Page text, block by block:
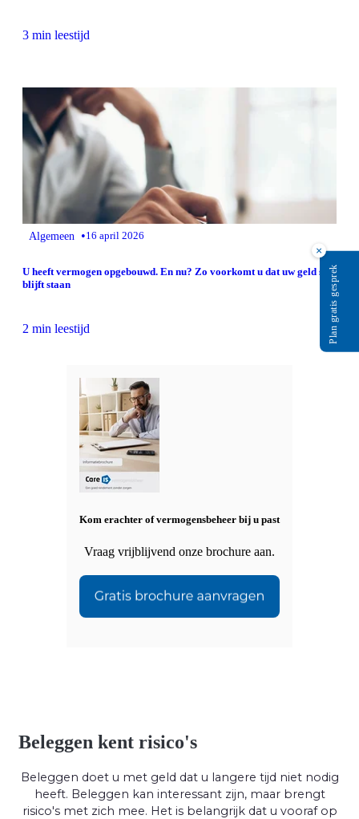
3 min leestijd
Algemeen •16 april 2026
U heeft vermogen opgebouwd. En nu? Zo voorkomt u dat uw geld stil
blijft staan
2 min leestijd
Kom erachter of vermogensbeheer bij u past
Vraag vrijblijvend onze brochure aan.
Beleggen kent risico's
Beleggen doet u met geld dat u langere tijd niet nodig
heeft. Beleggen kan interessant zijn, maar brengt
risico's met zich mee. Het is belangrijk dat u vooraf op
×
Plan gratis gesprek